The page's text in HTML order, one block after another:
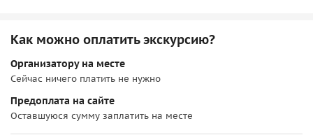
Как можно оплатить экскурсию?
Организатору на месте
Сейчас ничего платить не нужно
Предоплата на сайте
Оставшуюся сумму заплатить на месте